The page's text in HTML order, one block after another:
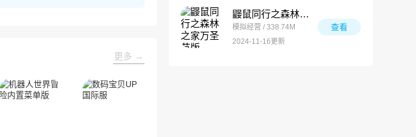
更多 →
鼹鼠同行之森林之家万圣节版
模拟经营 / 338.74M
2024-11-16更新
查看